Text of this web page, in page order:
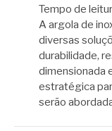
Tempo de
A argola de
diversas
durabilidade,
dimensionada
estratégica
serão